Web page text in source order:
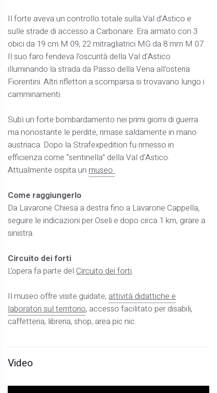
Il forte aveva un controllo totale sulla Val d’Astico e
sulle strade di accesso a Carbonare. Era armato con 3
obici da 19 cm M 09, 22 mitragliatrici MG da 8 mm M 07.
Il suo faro fendeva l’oscurità della Val d’Astico
illuminando la strada da Passo della Vena all’osteria
Fiorentini. Altri riflettori a scomparsa si trovavano lungo i
camminamenti.
Subì un forte bombardamento nei primi giorni di guerra
ma nonostante le perdite, rimase saldamente in mano
austriaca. Dopo la Strafexpedition fu rimesso in
efficienza come “sentinella” della Val d’Astico.
Attualmente ospita unmuseo .
Come raggiungerlo
Da Lavarone Chiesa a destra fino a Lavarone Cappella,
seguire le indicazioni per Oseli e dopo circa 1 km, girare a
sinistra.
Circuito dei forti
L'opera fa parte delCircuito dei forti.
Il museo offre visite guidate, attività didattiche e
laboratori sul territorio, accesso facilitato per disabili,
caffetteria, libreria, shop, area pic nic.
Video